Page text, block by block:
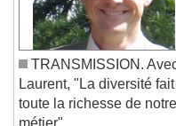
TRANSMISSION. Avec
Laurent, "La diversité fait
toute la richesse de notre